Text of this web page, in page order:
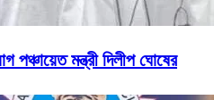
পঞ্চায়েত মন্ত্রী দিলীপ ঘোষের